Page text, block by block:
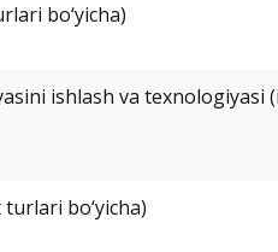
bo‘yicha)
ishlash va texnologiyasi
bo‘yicha)